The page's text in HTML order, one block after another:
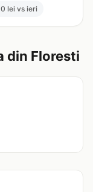
lei vs ieri
din Floresti